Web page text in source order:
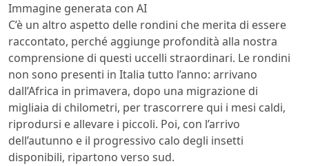
Immagine generata con AI
C’è un altro aspetto delle rondini che merita di essere
raccontato, perché aggiunge profondità alla nostra
comprensione di questi uccelli straordinari. Le rondini
non sono presenti in Italia tutto l’anno: arrivano
dall’Africa in primavera, dopo una migrazione di
migliaia di chilometri, per trascorrere qui i mesi caldi,
riprodursi e allevare i piccoli. Poi, con l’arrivo
dell’autunno e il progressivo calo degli insetti
disponibili, ripartono verso sud.